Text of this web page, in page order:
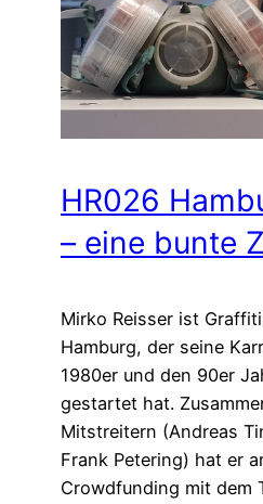
HR026
– eine bunte
Mirko Reisser ist
Hamburg, der seine
1980er und den 90er
gestartet hat.
Mitstreitern (Andreas
Frank Petering) hat er
Crowdfunding mit dem